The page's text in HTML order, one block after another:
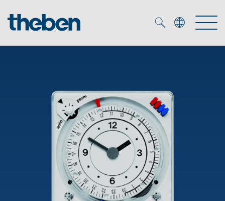
Smart Home
Nærværs- og bevegelsesdetektor
OEM løsninger
Nedlastninger